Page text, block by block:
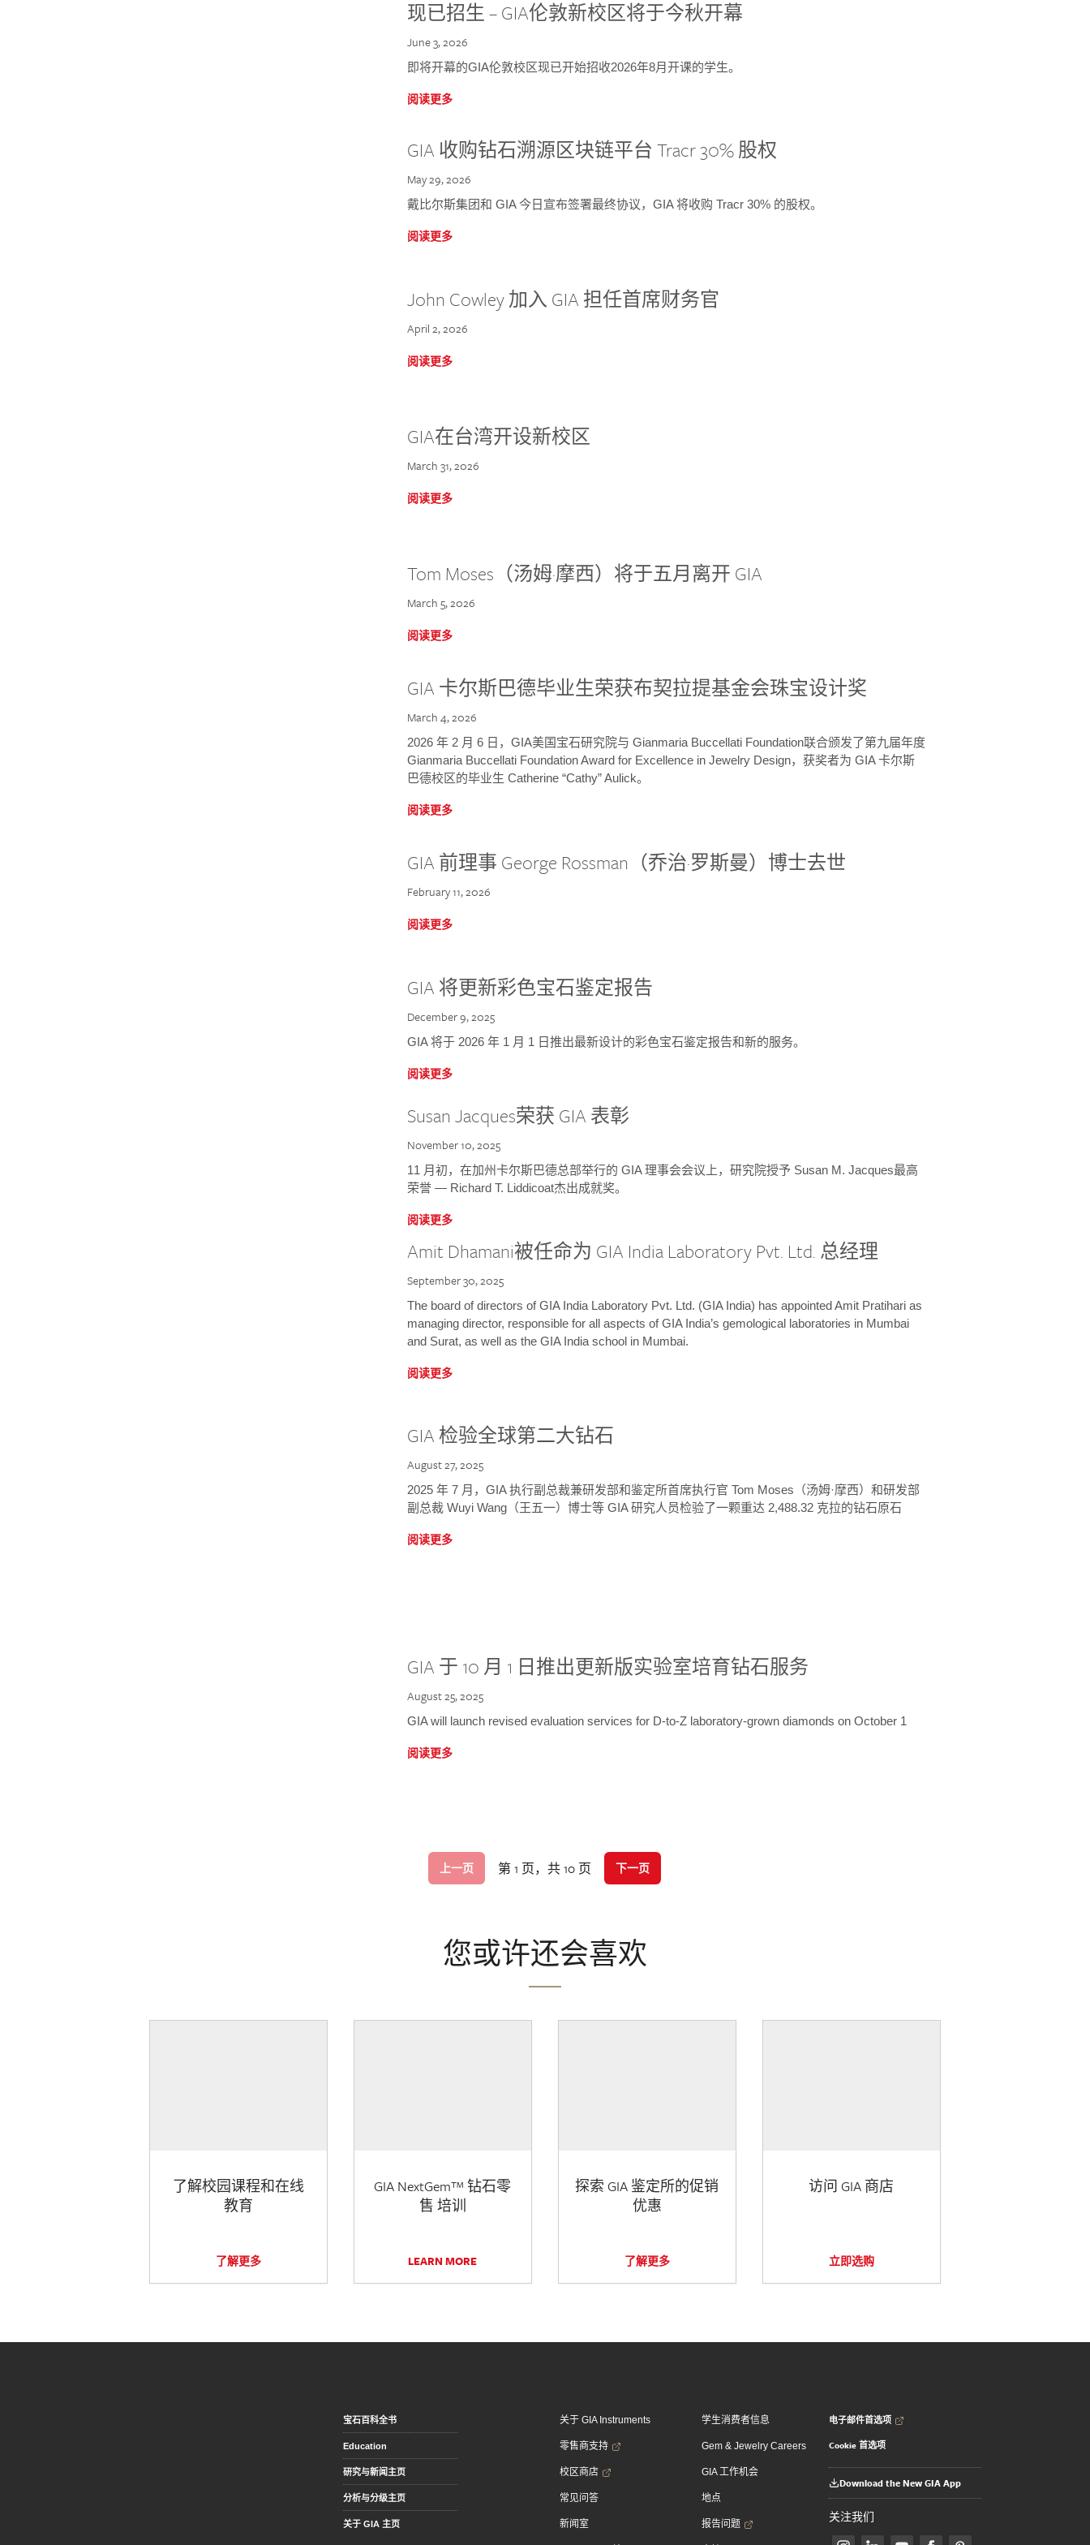
现已招生 – GIA伦敦新校区将于今秋开幕
June 3, 2026
即将开幕的GIA伦敦校区现已开始招收2026年8月开课的学生。
阅读更多
GIA 收购钻石溯源区块链平台 Tracr 30% 股权
May 29, 2026
戴比尔斯集团和 GIA 今日宣布签署最终协议，GIA 将收购 Tracr 30% 的股权。
阅读更多
John Cowley 加入 GIA 担任首席财务官
April 2, 2026
阅读更多
GIA在台湾开设新校区
March 31, 2026
阅读更多
Tom Moses（汤姆·摩西）将于五月离开 GIA
March 5, 2026
阅读更多
GIA 卡尔斯巴德毕业生荣获布契拉提基金会珠宝设计奖
March 4, 2026
2026 年 2 月 6 日，GIA美国宝石研究院与 Gianmaria Buccellati Foundation联合颁发了第九届年度
Gianmaria Buccellati Foundation Award for Excellence in Jewelry Design，获奖者为 GIA 卡尔斯
巴德校区的毕业生 Catherine “Cathy” Aulick。
阅读更多
GIA 前理事 George Rossman（乔治·罗斯曼）博士去世
February 11, 2026
阅读更多
GIA 将更新彩色宝石鉴定报告
December 9, 2025
GIA 将于 2026 年 1 月 1 日推出最新设计的彩色宝石鉴定报告和新的服务。
阅读更多
Susan Jacques荣获 GIA 表彰
November 10, 2025
11 月初，在加州卡尔斯巴德总部举行的 GIA 理事会会议上，研究院授予 Susan M. Jacques最高
荣誉 — Richard T. Liddicoat杰出成就奖。
阅读更多
Amit Dhamani被任命为 GIA India Laboratory Pvt. Ltd. 总经理
September 30, 2025
The board of directors of GIA India Laboratory Pvt. Ltd. (GIA India) has appointed Amit Pratihari as
managing director, responsible for all aspects of GIA India’s gemological laboratories in Mumbai
and Surat, as well as the GIA India school in Mumbai.
阅读更多
GIA 检验全球第二大钻石
August 27, 2025
2025 年 7 月，GIA 执行副总裁兼研发部和鉴定所首席执行官 Tom Moses（汤姆·摩西）和研发部
副总裁 Wuyi Wang（王五一）博士等 GIA 研究人员检验了一颗重达 2,488.32 克拉的钻石原石
阅读更多
GIA 于 10 月 1 日推出更新版实验室培育钻石服务
August 25, 2025
GIA will launch revised evaluation services for D-to-Z laboratory-grown diamonds on October 1
阅读更多
上一页 第 1 页，共 10 页 下一页
您或许还会喜欢
了解校园课程和在线
教育
了解更多
GIA NextGem™ 钻石零
售 培训
LEARN MORE
探索 GIA 鉴定所的促销
优惠
了解更多
访问 GIA 商店
立即选购
宝石百科全书
Education
研究与新闻主页
分析与分级主页
关于 GIA 主页
关于 GIA Instruments
零售商支持
校区商店
常见问答
新闻室
学生消费者信息
Gem & Jewelry Careers
GIA 工作机会
地点
报告问题
电子邮件首选项
Cookie 首选项
Download the New GIA App
关注我们